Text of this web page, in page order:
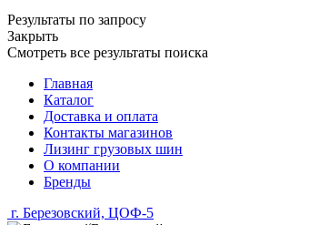
Результаты по запросу
Закрыть
Смотреть все результаты поиска
Главная
Каталог
Доставка и оплата
Контакты магазинов
Лизинг грузовых шин
О компании
Бренды
г. Березовский, ЦОФ-5